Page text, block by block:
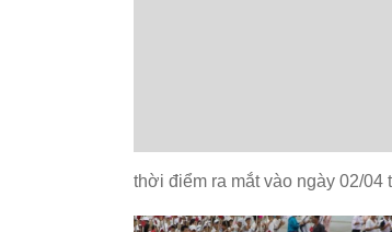
thời điểm ra mắt vào ngày 02/04